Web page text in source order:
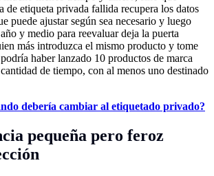
de etiqueta privada fallida recupera los datos
puede ajustar según sea necesario y luego
y medio para reevaluar deja la puerta
más introduzca el mismo producto y tome
haber lanzado 10 productos de marca
de tiempo, con al menos uno destinado
debería cambiar al etiquetado privado?
pequeña pero feroz